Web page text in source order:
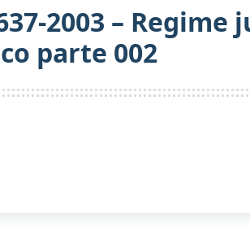
2003 –
parte 002